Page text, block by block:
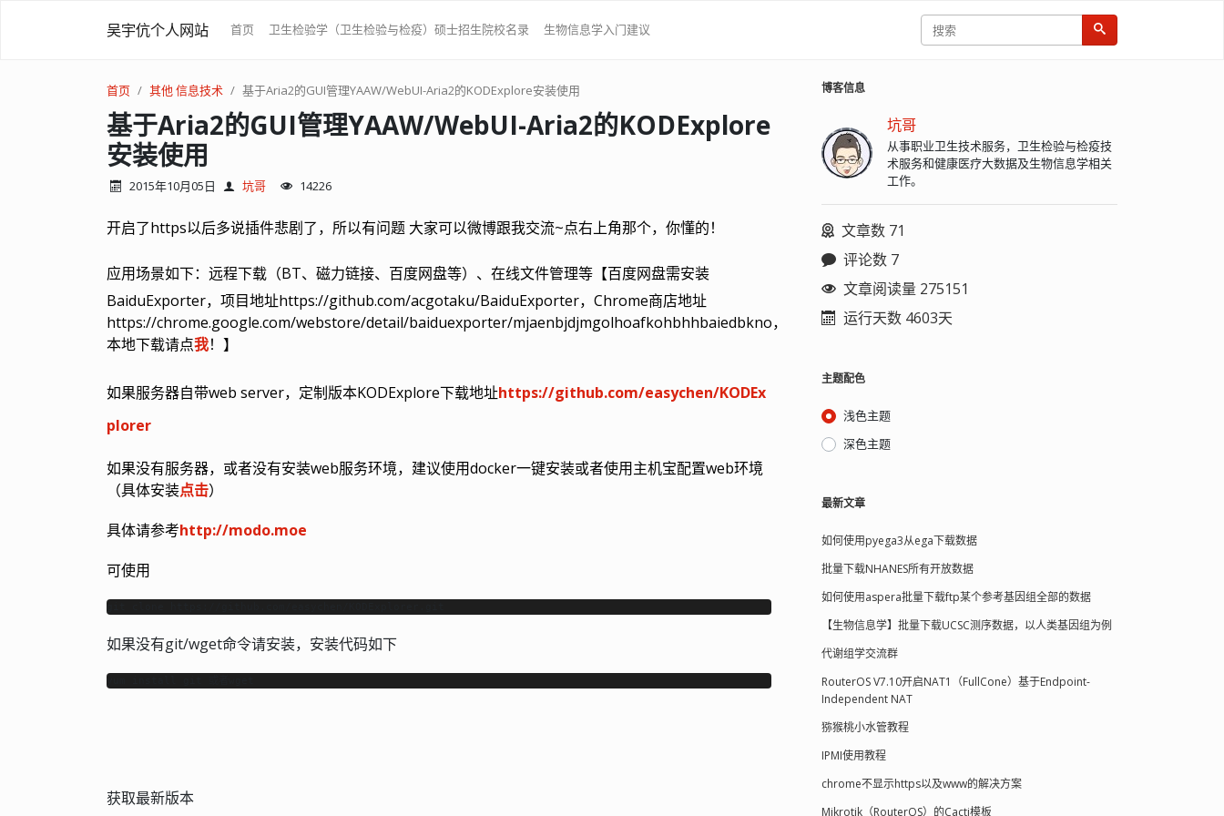
吴宇伉个人网站 首页 卫生检验学（卫生检验与检疫）硕士招生院校名录 生物信息学入门建议
首页 其他信息技术 基于Aria2的GUI管理YAAW/WebUI-Aria2的KODExplore安装使用
基于Aria2的GUI管理YAAW/WebUI-Aria2的KODExplore
安装使用
2015年10月05日 坑哥 14226
开启了https以后多说插件悲剧了，所以有问题 大家可以微博跟我交流~点右上角那个，你懂的！
应用场景如下：远程下载（BT、磁力链接、百度网盘等） 、在线文件管理等【百度网盘需安装
BaiduExporter，项目地址https://github.com/acgotaku/BaiduExporter，Chrome商店地址
https://chrome.google.com/webstore/detail/baiduexporter/mjaenbjdjmgolhoafkohbhhbaiedbkno，
本地下载请点我！】
如果服务器自带web server，定制版本KODExplore下载地址https://github.com/easychen/KODEx
plorer
如果没有服务器，或者没有安装web服务环境，建议使用docker一键安装或者使用主机宝配置web环境
（具体安装点击）
具体请参考http://modo.moe
可使用
如果没有git/wget命令请安装，安装代码如下
获取最新版本
博客信息
坑哥
从事职业卫生技术服务，卫生检验与检疫技
术服务和健康医疗大数据及生物信息学相关
工作。
文章数 71
评论数 7
文章阅读量 275151
运行天数 4603天
主题配色
浅色主题
深色主题
最新文章
如何使用pyega3从ega下载数据
批量下载NHANES所有开放数据
如何使用aspera批量下载ftp某个参考基因组全部的数据
【生物信息学】批量下载UCSC测序数据，以人类基因组为例
代谢组学交流群
RouterOS V7.10开启NAT1（FullCone）基于Endpoint-
Independent NAT
猕猴桃小水管教程
IPMI使用教程
chrome不显示https以及www的解决方案
Mikrotik（RouterOS）的Cacti模板